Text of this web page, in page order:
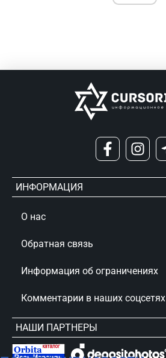
ИНФОРМАЦИЯ
О нас
Обратная связь
Информация об ограничениях
Комментарии в наших соцсетях
НАШИ ПАРТНЕРЫ